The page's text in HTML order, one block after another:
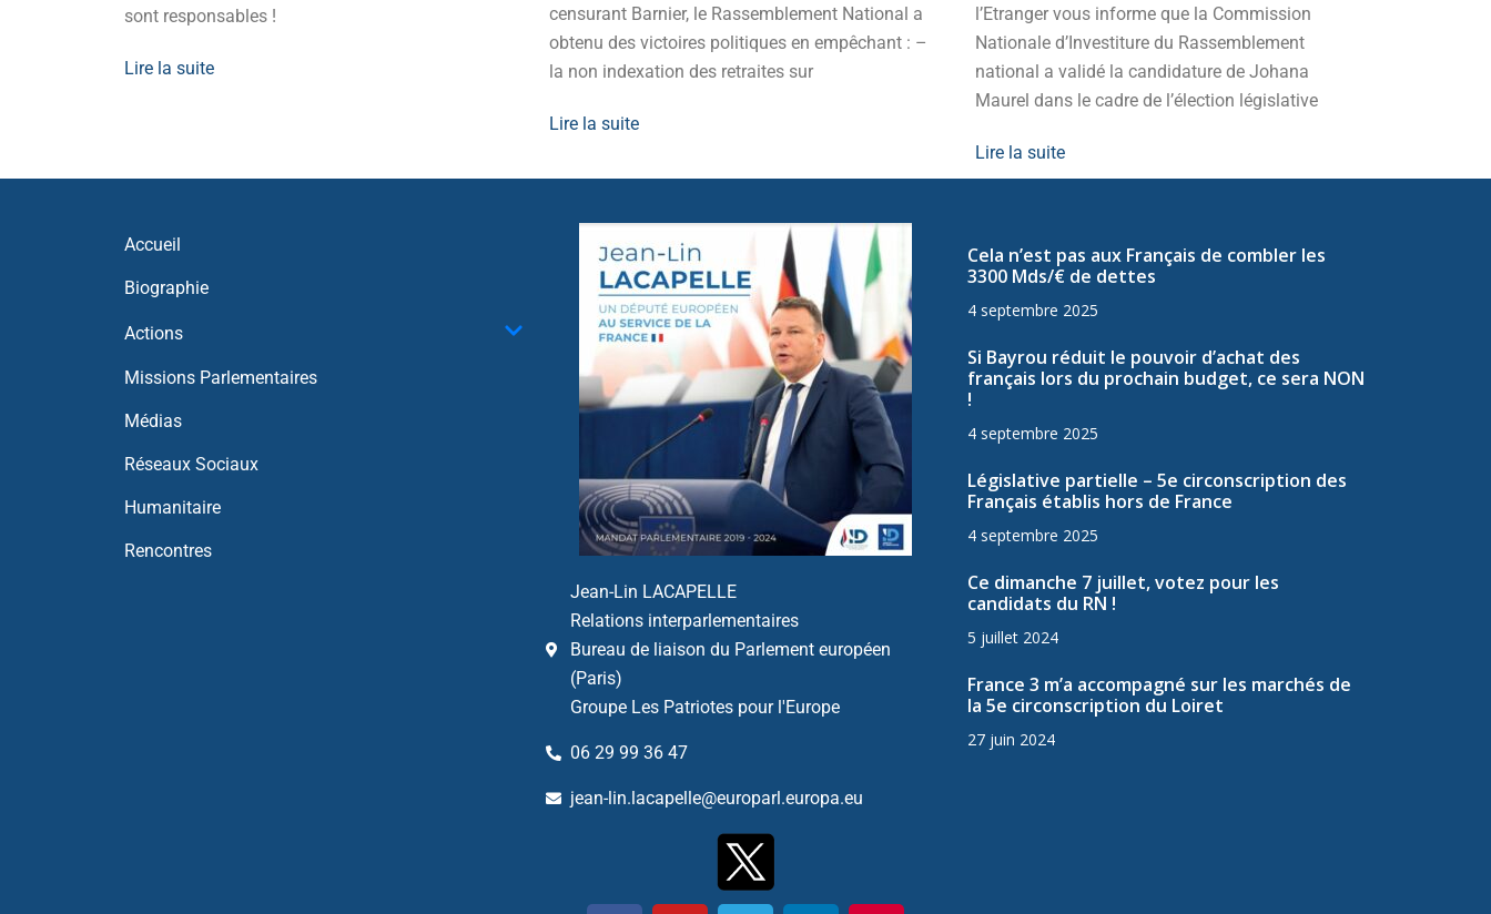
sont responsables !
Lire la suite
censurant Barnier, le Rassemblement National a
obtenu des victoires politiques en empêchant : –
la non indexation des retraites sur
Lire la suite
l’Etranger vous informe que la Commission
Nationale d’Investiture du Rassemblement
national a validé la candidature de Johana
Maurel dans le cadre de l’élection législative
Lire la suite
Accueil
Biographie
Actions
Missions Parlementaires
Médias
Réseaux Sociaux
Humanitaire
Rencontres
Jean-Lin LACAPELLE
Relations interparlementaires
Bureau de liaison du Parlement européen
(Paris)
Groupe Les Patriotes pour l'Europe
06 29 99 36 47
jean-lin.lacapelle@europarl.europa.eu
Cela n’est pas aux Français de combler les
3300 Mds/€ de dettes
4 septembre 2025
Si Bayrou réduit le pouvoir d’achat des
français lors du prochain budget, ce sera NON
!
4 septembre 2025
Législative partielle – 5e circonscription des
Français établis hors de France
4 septembre 2025
Ce dimanche 7 juillet, votez pour les
candidats du RN !
5 juillet 2024
France 3 m’a accompagné sur les marchés de
la 5e circonscription du Loiret
27 juin 2024